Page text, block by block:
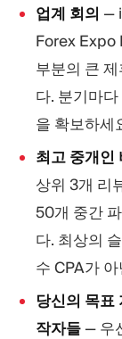
업계 회의 —
Forex Expo
부분의 큰
다. 분기마
을 확보하세
최고 중개인
상위 3개 리
50개 중간
다. 최상의
수 CPA가
당신의 목표
작자들 — 우